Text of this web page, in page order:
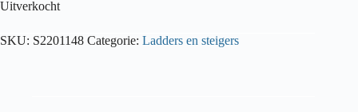
Uitverkocht
SKU: S2201148 Categorie: Ladders en steigers